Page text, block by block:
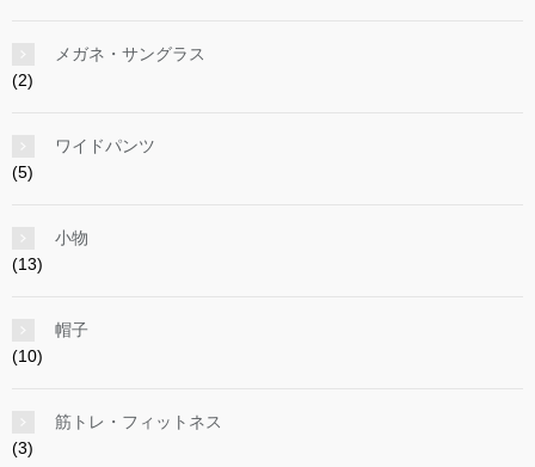
メガネ・サングラス
(2)
ワイドパンツ
(5)
小物
(13)
帽子
(10)
筋トレ・フィットネス
(3)